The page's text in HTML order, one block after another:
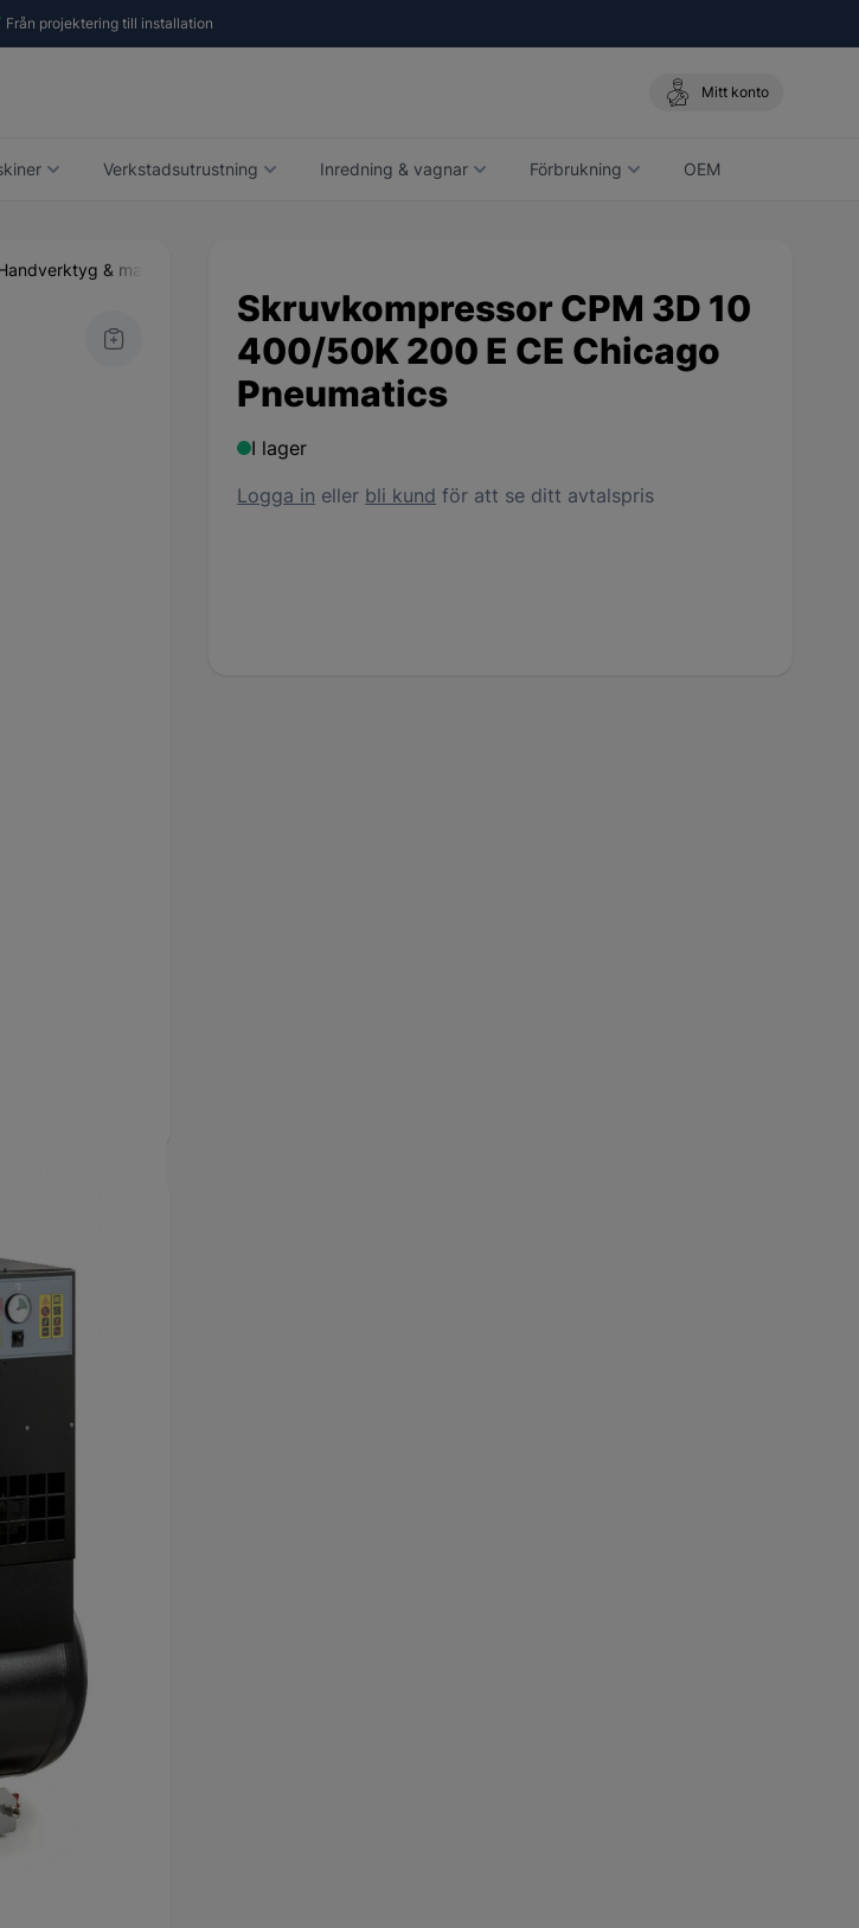
Från projektering till installation
Mitt konto
Verkstadsutrustning Inredning & vagnar Förbrukning OEM
& maskiner
Skruvkompressor CPM 3D 10
400/50K 200 E CE Chicago
Pneumatics
I lager
Logga in eller bli kund för att se ditt avtalspris
lösning
en 200 liters
jämfört
direkt i